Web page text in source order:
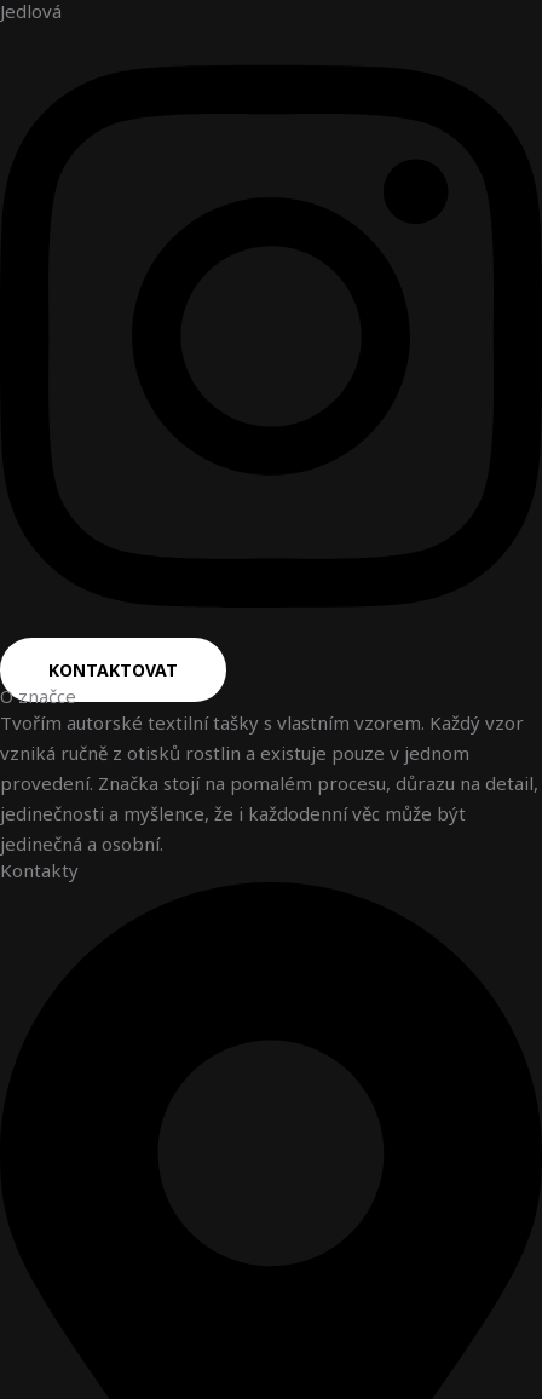
Jedlová
KONTAKTOVAT
O značce
Tvořím autorské textilní tašky s vlastním vzorem. Každý vzor
vzniká ručně z otisků rostlin a existuje pouze v jednom
provedení. Značka stojí na pomalém procesu, důrazu na detail,
jedinečnosti a myšlence, že i každodenní věc může být
jedinečná a osobní.
Kontakty